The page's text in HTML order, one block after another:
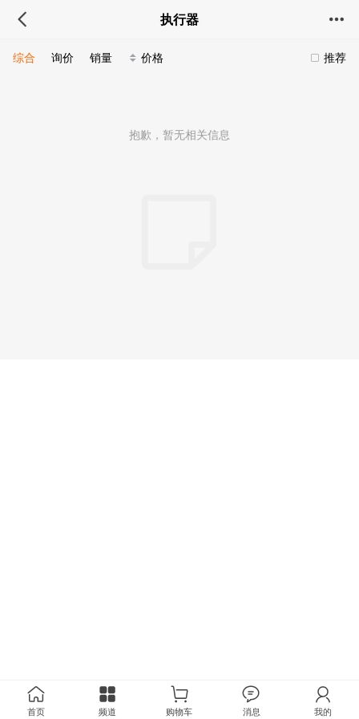
执行器
推荐
综合 询价 销量 价格
抱歉，暂无相关信息
首页 频道 购物车 消息 我的